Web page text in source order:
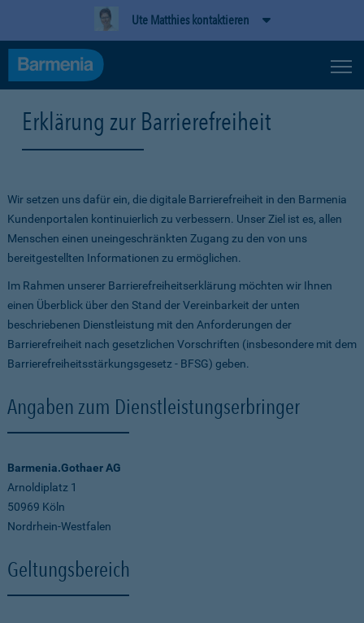
Ute Matthies kontaktieren
Erklärung zur Barrierefreiheit
Wir setzen uns dafür ein, die digitale Barrierefreiheit in den Barmenia
Kundenportalen kontinuierlich zu verbessern. Unser Ziel ist es, allen
Menschen einen uneingeschränkten Zugang zu den von uns
bereitgestellten Informationen zu ermöglichen.
Im Rahmen unserer Barrierefreiheitserklärung möchten wir Ihnen
einen Überblick über den Stand der Vereinbarkeit der unten
beschriebenen Dienstleistung mit den Anforderungen der
Barrierefreiheit nach gesetzlichen Vorschriften (insbesondere mit dem
Barrierefreiheitsstärkungsgesetz - BFSG) geben.
Angaben zum Dienstleistungserbringer
Barmenia.Gothaer AG
Arnoldiplatz 1
50969 Köln
Nordrhein-Westfalen
Geltungsbereich